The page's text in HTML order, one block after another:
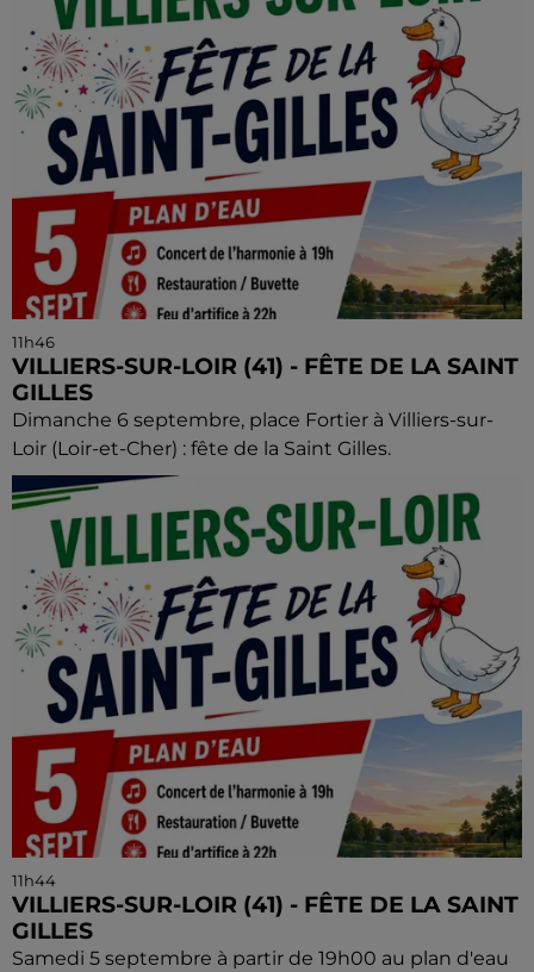
11h46
VILLIERS-SUR-LOIR (41) - FÊTE DE LA SAINT
GILLES
Dimanche 6 septembre, place Fortier à Villiers-sur-
Loir (Loir-et-Cher) : fête de la Saint Gilles.
11h44
VILLIERS-SUR-LOIR (41) - FÊTE DE LA SAINT
GILLES
Samedi 5 septembre à partir de 19h00 au plan d'eau